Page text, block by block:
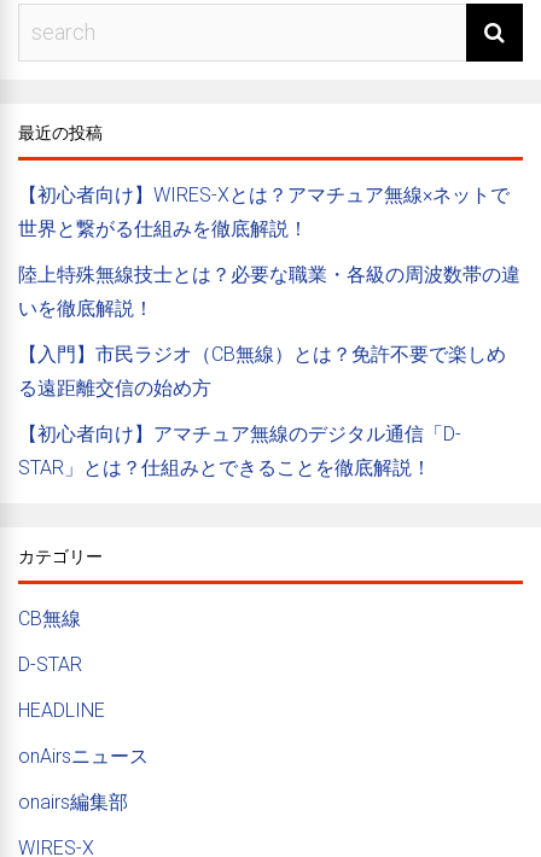
最近の投稿
【初心者向け】WIRES-Xとは？アマチュア無線×ネットで
世界と繋がる仕組みを徹底解説！
陸上特殊無線技士とは？必要な職業・各級の周波数帯の違
いを徹底解説！
【入門】市民ラジオ（CB無線）とは？免許不要で楽しめ
る遠距離交信の始め方
【初心者向け】アマチュア無線のデジタル通信「D-
STAR」とは？仕組みとできることを徹底解説！
カテゴリー
CB無線
D-STAR
HEADLINE
onAirsニュース
onairs編集部
WIRES-X